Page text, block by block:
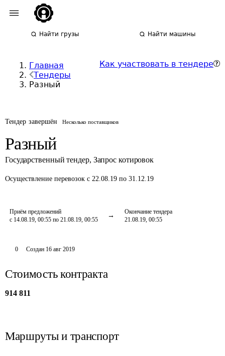
Найти грузы Найти машины
Главная
Тендеры
Разный
Как участвовать в тендере
Тендер завершён Несколько поставщиков
Разный
Государственный тендер, Запрос котировок
Осуществление перевозок с 22.08.19 по 31.12.19
Приём предложений
с 14.08.19, 00:55 по 21.08.19, 00:55
Окончание тендера
21.08.19, 00:55
0 Создан 16 авг 2019
Стоимость контракта
914 811
Маршруты и транспорт